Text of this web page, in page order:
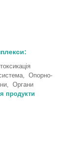
Опорно-
Органи
продукти